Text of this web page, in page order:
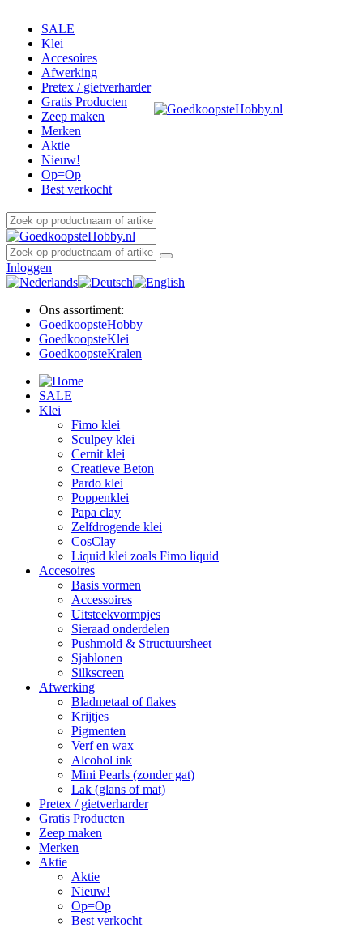
SALE
Klei
Accesoires
Afwerking
Pretex / gietverharder
Gratis Producten
Zeep maken
Merken
Aktie
Nieuw!
Op=Op
Best verkocht
Inloggen
Ons assortiment:
GoedkoopsteHobby
GoedkoopsteKlei
GoedkoopsteKralen
SALE
Klei
Fimo klei
Sculpey klei
Cernit klei
Creatieve Beton
Pardo klei
Poppenklei
Papa clay
Zelfdrogende klei
CosClay
Liquid klei zoals Fimo liquid
Accesoires
Basis vormen
Accessoires
Uitsteekvormpjes
Sieraad onderdelen
Pushmold & Structuursheet
Sjablonen
Silkscreen
Afwerking
Bladmetaal of flakes
Krijtjes
Pigmenten
Verf en wax
Alcohol ink
Mini Pearls (zonder gat)
Lak (glans of mat)
Pretex / gietverharder
Gratis Producten
Zeep maken
Merken
Aktie
Aktie
Nieuw!
Op=Op
Best verkocht